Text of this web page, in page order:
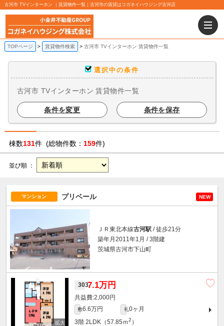
古河市 TVインターホン ｜賃貸物件一覧｜古河市の賃貸はコガネイハウジング古河店
TOPページ 賃貸物件検索 古河市 TVインターホン 賃貸物件一覧
選択中の条件
古河市 TVインターホン 賃貸物件一覧
条件を変更 条件を保存
棟数131件 (総物件数： 159件)
並び順 ：
マンション プリベール NEW
ＪＲ東北本線古河駅 / 徒歩21分
築年月2011年1月 / 3階建
茨城県古河市下山町
3037.1万円
2,000円
敷6.6万円 礼0ヶ月
3階 2LDK（57.85ｍ2 ）